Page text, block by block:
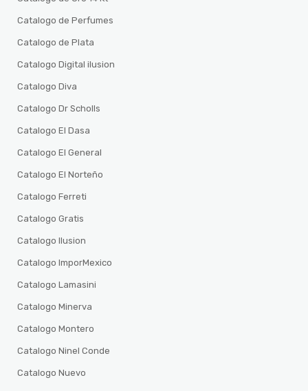
Catalogo de Perfumes
Catalogo de Plata
Catalogo Digital ilusion
Catalogo Diva
Catalogo Dr Scholls
Catalogo El Dasa
Catalogo El General
Catalogo El Norteño
Catalogo Ferreti
Catalogo Gratis
Catalogo Ilusion
Catalogo ImporMexico
Catalogo Lamasini
Catalogo Minerva
Catalogo Montero
Catalogo Ninel Conde
Catalogo Nuevo